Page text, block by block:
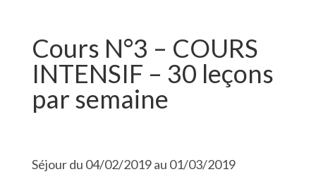
Cours N°3 – COURS
INTENSIF – 30 leçons
par semaine
Séjour du 04/02/2019 au 01/03/2019